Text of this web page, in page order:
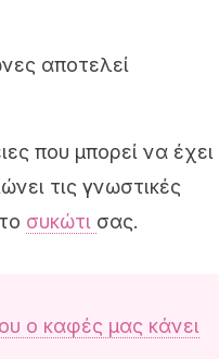
αποτελεί
που μπορεί να έχει
τις γνωστικές
συκώτι σας.
ο καφές μας κάνει